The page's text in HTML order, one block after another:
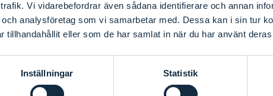
Vi vidarebefordrar även sådana identifierare och annan
analysföretag som vi samarbetar med. Dessa kan i sin tur
tillhandahållit eller som de har samlat in när du har använt
Inställningar Statistik
dag_Affärer i Sverige_2026
2026